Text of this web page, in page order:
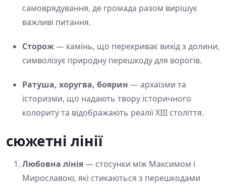
самоврядування, де громада разом вирішує
важливі питання.
Сторож— камінь, що перекриває вихід з долини,
символізує природну перешкоду для ворогів.
Ратуша, хоругва, боярин — архаїзми та
історизми, що надають твору історичного
колориту та відображають реалії XIII століття.
сюжетні лінії
Любовна лінія— стосунки між Максимом і
Мирославою, які стикаються з перешкодами